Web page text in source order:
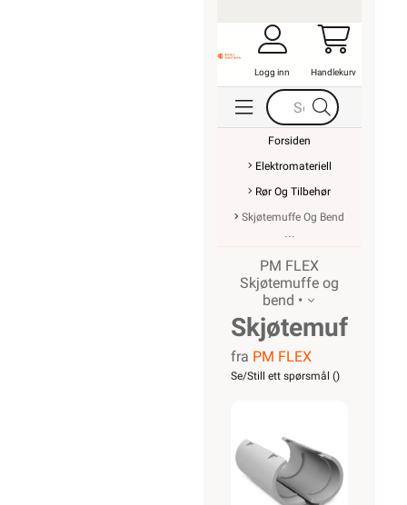
Logg inn Handlekurv
Forsiden
Elektromateriell
Rør Og Tilbehør
Skjøtemuffe Og Bend
PM FLEX
Skjøtemuffe og
bend •
Skjøtemuffe
20mm
k-rør
fra PM FLEX
Se/Still ett spørsmål ()